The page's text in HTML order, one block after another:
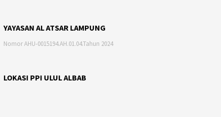
YAYASAN AL ATSAR LAMPUNG
Nomor AHU-0015194.AH.01.04.Tahun 2024
LOKASI PPI ULUL ALBAB